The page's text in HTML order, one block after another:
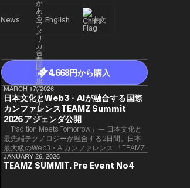
News English 中文
4,668円から購入
MARCH 17, 2026
日本文化とWeb3・AIが融合する国際
カンファレンスTEAMZ Summit
2026 アジェンダ公開
「Tradition Meets Tomorrow」— 日本文化と
最先端テクノロジーが融合する2日間。日本
最大級のWeb3・AIカンファレンス 「TEAMZ
Summit 2026」 が、2026年4月7日・8日に
東京・八芳園にて開催されます。今年のテー
JANUARY 26, 2026
TEAMZ SUMMIT. Pre Event No4